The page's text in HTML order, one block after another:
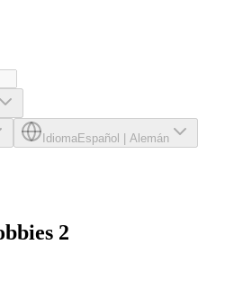
IdiomaEspañol Alemán
2